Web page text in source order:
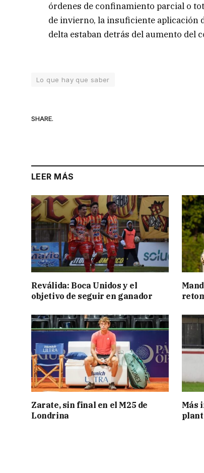
órdenes de confinamiento parcial o
de invierno, la insuficiente aplicación
delta estaban detrás del aumento del
Lo que hay que saber
SHARE.
LEER MÁS
Reválida: Boca Unidos y el
objetivo de seguir en ganador
Zarate, sin final en el M25 de
Londrina
Más